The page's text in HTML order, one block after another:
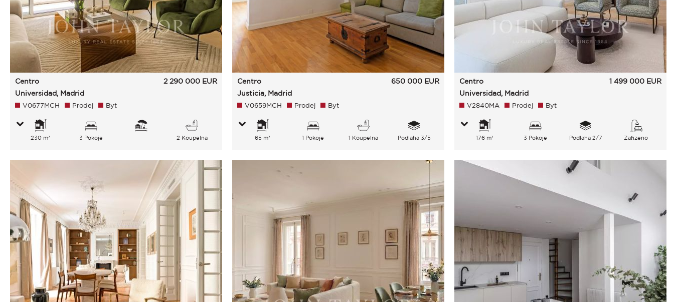
Centro
Universidad, Madrid
2 290 000 EUR
V0677MCH Prodej Byt
230 m² 3 Pokoje 2 Koupelna
Centro
Justicia, Madrid
650 000 EUR
V0659MCH Prodej Byt
65 m² 1 Pokoje 1 Koupelna Podlaha 3/5
Centro
Universidad, Madrid
1 499 000 EUR
V2840MA Prodej Byt
176 m² 3 Pokoje Podlaha 2/7 Zařízeno